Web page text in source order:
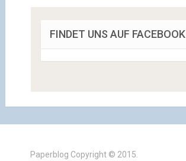
FINDET UNS AUF FACEBOOK
Paperblog Copyright © 2015.